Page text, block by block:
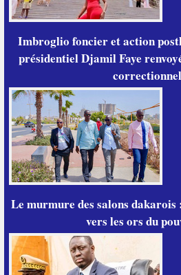
Imbroglio foncier et action
présidentiel Djamil Faye
correctionnel
Le murmure des salons
vers les ors du